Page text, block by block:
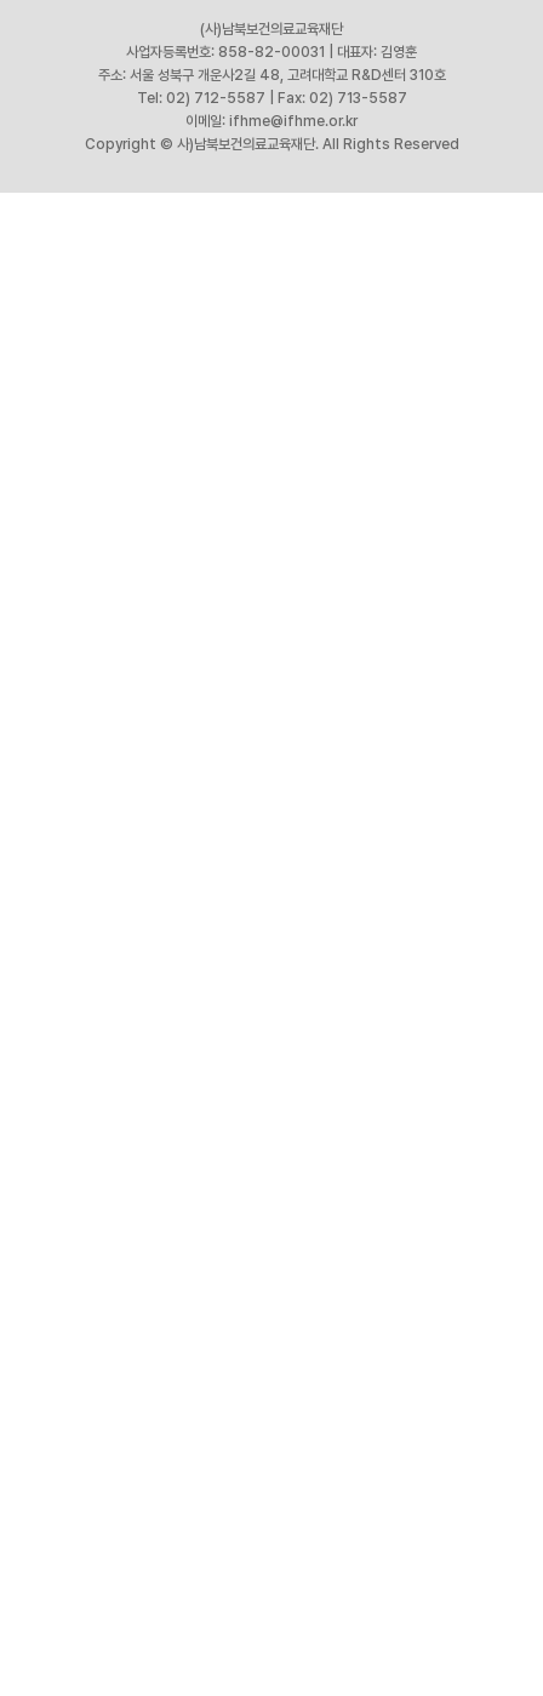
(사)남북보건의료교육재단
사업자등록번호: 858-82-00031
대표자: 김영훈
주소: 서울 성북구 개운사2길 48, 고려대학교 R&D센터 310호
Tel: 02) 712-5587
Fax: 02) 713-5587
이메일: ifhme@ifhme.or.kr
Copyright © 사)남북보건의료교육재단. All Rights Reserved